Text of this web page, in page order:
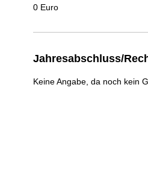
0 Euro
Jahresabschluss/
Keine Angabe, da noch kein